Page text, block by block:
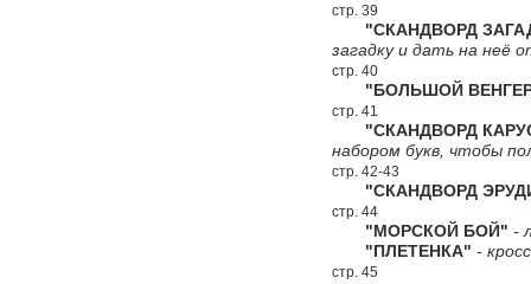
стр. 39
"СКАНДВОРД
загадку и дать на неё
стр. 40
"БОЛЬШОЙ
стр. 41
"СКАНДВОРД
набором букв, чтобы
стр. 42-43
"СКАНДВОРД
стр. 44
"МОРСКОЙ БОЙ" -
"ПЛЕТЕНКА" -
стр. 45